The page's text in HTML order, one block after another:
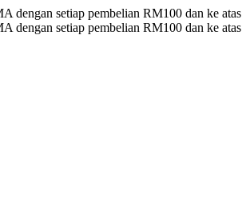
setiap pembelian RM100 dan ke atas
setiap pembelian RM100 dan ke atas